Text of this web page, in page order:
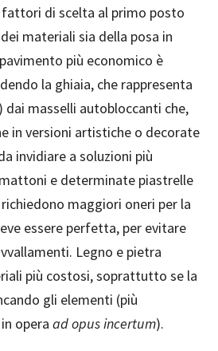
di scelta al primo posto
materiali sia della posa in
più economico è
la ghiaia, che rappresenta
dai masselli autobloccanti che,
in versioni artistiche o decorate
invidiare a soluzioni più
e determinate piastrelle
maggiori oneri per la
essere perfetta, per evitare
Legno e pietra
più costosi, soprattutto se la
gli elementi (più
opera ad opus incertum).